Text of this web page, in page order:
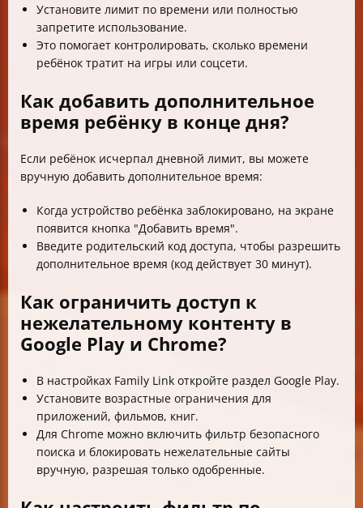
Установите лимит по времени или полностью
запретите использование.
Это помогает контролировать, сколько времени
ребёнок тратит на игры или соцсети.
Как добавить дополнительное
время ребёнку в конце дня?
Если ребёнок исчерпал дневной лимит, вы можете
вручную добавить дополнительное время:
Когда устройство ребёнка заблокировано, на экране
появится кнопка "Добавить время".
Введите родительский код доступа, чтобы разрешить
дополнительное время (код действует 30 минут).
Как ограничить доступ к
нежелательному контенту в
Google Play и Chrome?
В настройках Family Link откройте раздел Google Play.
Установите возрастные ограничения для
приложений, фильмов, книг.
Для Chrome можно включить фильтр безопасного
поиска и блокировать нежелательные сайты
вручную, разрешая только одобренные.